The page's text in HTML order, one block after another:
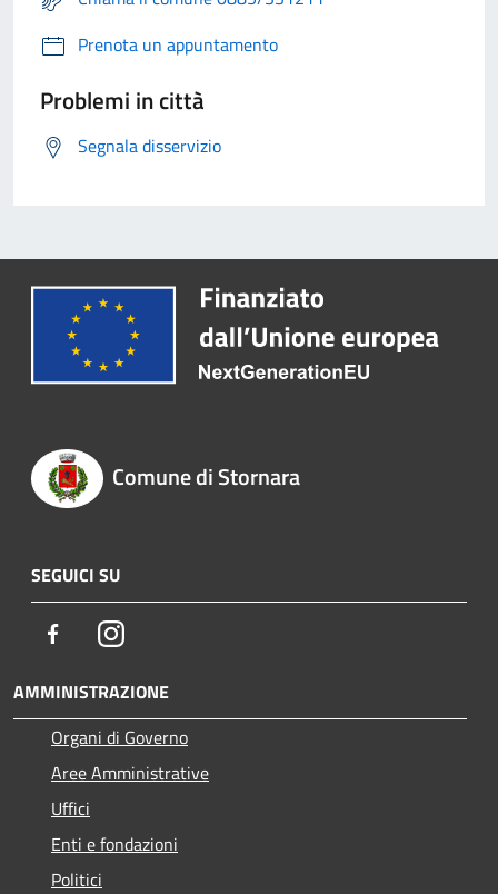
Prenota un appuntamento
Problemi in città
Segnala disservizio
Comune di Stornara
SEGUICI SU
FacebookInstagram
AMMINISTRAZIONE
Organi di Governo
Aree Amministrative
Uffici
Enti e fondazioni
Politici